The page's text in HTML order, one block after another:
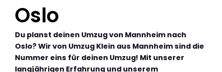
Oslo
Du planst deinen Umzug von Mannheim nach
Oslo? Wir von Umzug Klein aus Mannheim sind die
Nummer eins für deinen Umzug! Mit unserer
langjährigen Erfahrung und unserem